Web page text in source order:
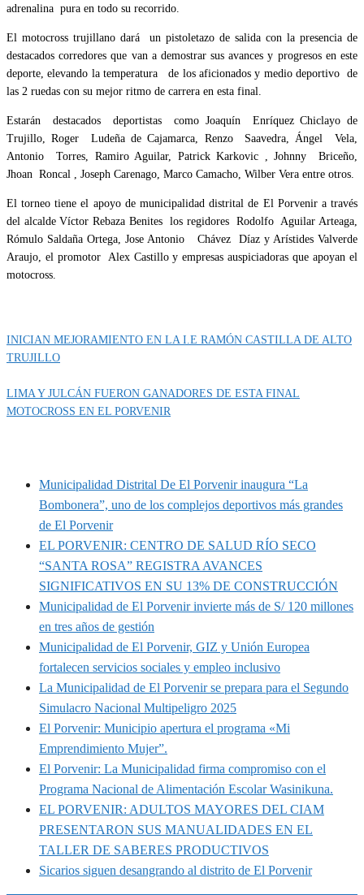
adrenalina pura en todo su recorrido.
El motocross trujillano dará un pistoletazo de salida con la presencia de
destacados corredores que van a demostrar sus avances y progresos en este
deporte, elevando la temperatura de los aficionados y medio deportivo de
las 2 ruedas con su mejor ritmo de carrera en esta final.
Estarán destacados deportistas como Joaquín Enríquez Chiclayo de
Trujillo, Roger Ludeña de Cajamarca, Renzo Saavedra, Ángel Vela,
Antonio Torres, Ramiro Aguilar, Patrick Karkovic , Johnny Briceño,
Jhoan Roncal , Joseph Carenago, Marco Camacho, Wilber Vera entre otros.
El torneo tiene el apoyo de municipalidad distrital de El Porvenir a través
del alcalde Víctor Rebaza Benites los regidores Rodolfo Aguilar Arteaga,
Rómulo Saldaña Ortega, Jose Antonio Chávez Díaz y Arístides Valverde
Araujo, el promotor Alex Castillo y empresas auspiciadoras que apoyan el
motocross.
INICIAN MEJORAMIENTO EN LA I.E RAMÓN CASTILLA DE ALTO
TRUJILLO
LIMA Y JULCÁN FUERON GANADORES DE ESTA FINAL
MOTOCROSS EN EL PORVENIR
Municipalidad Distrital De El Porvenir inaugura “La
Bombonera”, uno de los complejos deportivos más grandes
de El Porvenir
EL PORVENIR: CENTRO DE SALUD RÍO SECO
“SANTA ROSA” REGISTRA AVANCES
SIGNIFICATIVOS EN SU 13% DE CONSTRUCCIÓN
Municipalidad de El Porvenir invierte más de S/ 120 millones
en tres años de gestión
Municipalidad de El Porvenir, GIZ y Unión Europea
fortalecen servicios sociales y empleo inclusivo
La Municipalidad de El Porvenir se prepara para el Segundo
Simulacro Nacional Multipeligro 2025
El Porvenir: Municipio apertura el programa «Mi
Emprendimiento Mujer”.
El Porvenir: La Municipalidad firma compromiso con el
Programa Nacional de Alimentación Escolar Wasinikuna.
EL PORVENIR: ADULTOS MAYORES DEL CIAM
PRESENTARON SUS MANUALIDADES EN EL
TALLER DE SABERES PRODUCTIVOS
Sicarios siguen desangrando al distrito de El Porvenir